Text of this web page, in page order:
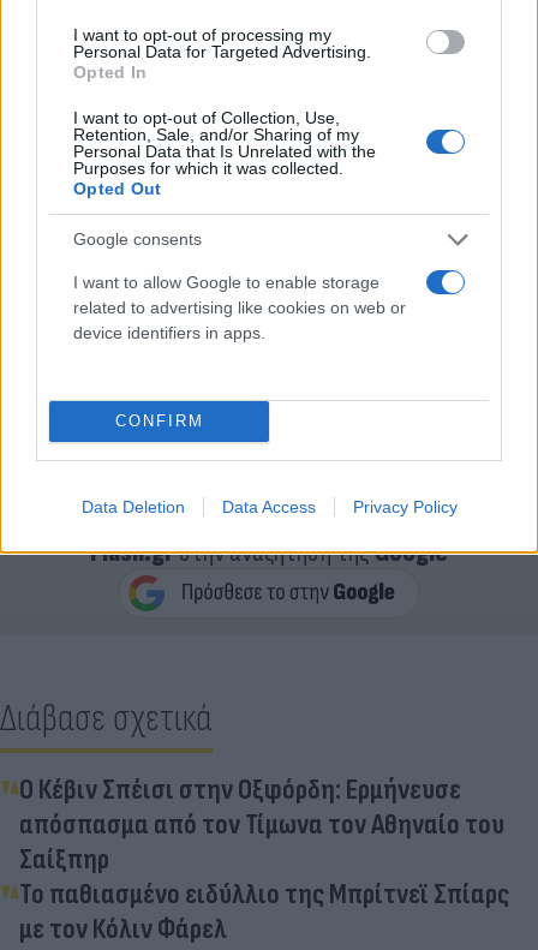
I want to opt-out of processing my
Personal Data for Targeted Advertising.
Opted In
I want to opt-out of Collection, Use,
Retention, Sale, and/or Sharing of my
Personal Data that Is Unrelated with the
Purposes for which it was collected.
Opted Out
Google consents
I want to allow Google to enable storage
related to advertising like cookies on web or
device identifiers in apps.
CONFIRM
Data Deletion Data Access Privacy Policy
του Τσάρλι Γουότς, το 2021.
Το νέο τραγούδι των Rolling Stones
Κάνε κλικ και δες περισσότερο
Flash.grστην αναζήτηση τηςGoogle
Διάβασε σχετικά
Ο Κέβιν Σπέισι στην Οξφόρδη: Ερμήνευσε
απόσπασμα από τον Τίμωνα τον Αθηναίο του
Σαίξπηρ
Το παθιασμένο ειδύλλιο της Μπρίτνεϊ Σπίαρς
με τον Κόλιν Φάρελ